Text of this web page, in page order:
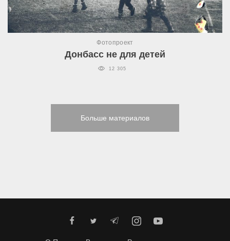
Фотопроект
Донбасс не для детей
12 305
Больше материалов